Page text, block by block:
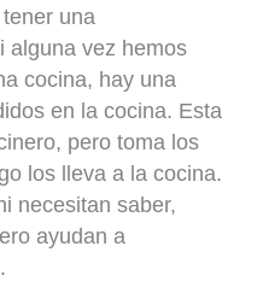
una
alguna vez hemos
cocina, hay una
en la cocina. Esta
pero toma los
los lleva a la cocina.
necesitan saber,
ayudan a